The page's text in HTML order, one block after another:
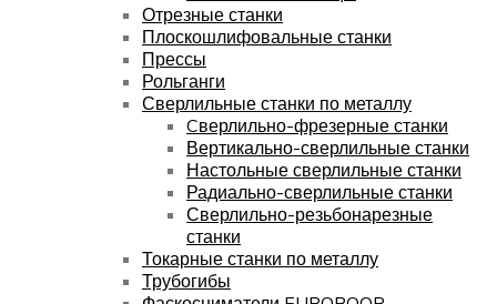
Отрезные станки
Плоскошлифовальные станки
Прессы
Рольганги
Сверлильные станки по металлу
Cверлильно-фрезерные станки
Вертикально-сверлильные станки
Настольные сверлильные станки
Радиально-сверлильные станки
Сверлильно-резьбонарезные
станки
Токарные станки по металлу
Трубогибы